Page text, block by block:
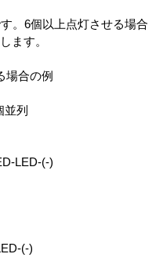
。6個以上点灯させる場合
ます。
場合の例
列
(-)
(-)